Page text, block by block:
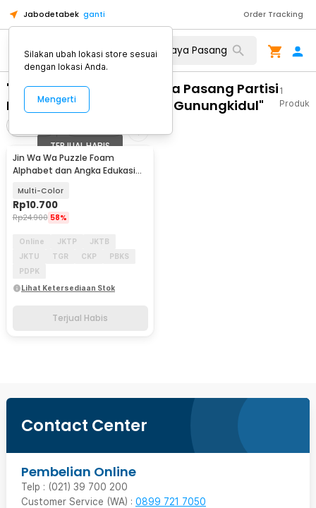
Jabodetabek ganti Order Tracking
"WA 0859 3970 0884 Biaya Pasang Partisi
Kaca Grafir Murah Semin Gunungkidul"
1
Produk
TERJUAL HABIS
Jin Wa Wa Puzzle Foam
Alphabet dan Angka Edukasi
Multi-Color
Rp10.700
Rp24.900 58%
Online JKTP
JKTB
JKTU
TGR CKP
PBKS
PDPK
Lihat Ketersediaan Stok
Terjual Habis
Contact Center
Pembelian Online
Telp : (021) 39 700 200
Customer Service (WA) : 0899 721 7050
Silakan ubah lokasi store sesuai
dengan lokasi Anda.
Mengerti